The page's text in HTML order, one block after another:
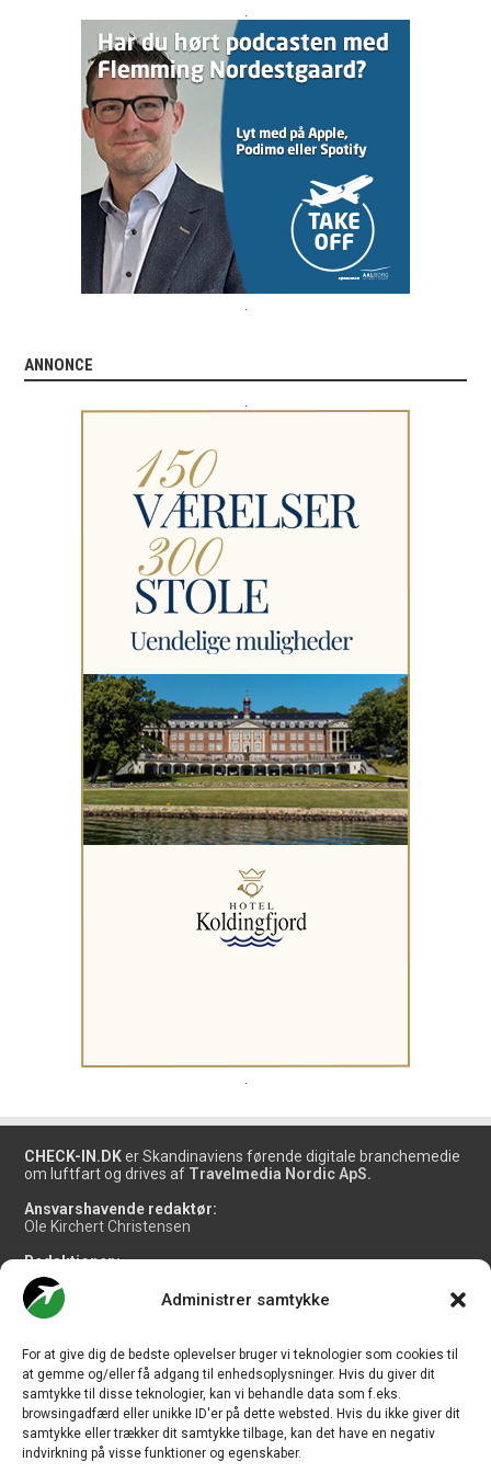
Administrer samtykke
For at give dig de bedste oplevelser bruger vi teknologier som cookies til
at gemme og/eller få adgang til enhedsoplysninger. Hvis du giver dit
samtykke til disse teknologier, kan vi behandle data som f.eks.
browsingadfærd eller unikke ID'er på dette websted. Hvis du ikke giver dit
samtykke eller trækker dit samtykke tilbage, kan det have en negativ
indvirkning på visse funktioner og egenskaber.
ANNONCE
CHECK-IN.DK er Skandinaviens førende digitale branchemedie
om luftfart og drives af Travelmedia Nordic ApS.
Ansvarshavende redaktør:
Ole Kirchert Christensen
Redaktionen:
Christian Granhøj Skouboe
Henrik Baumgarten
Danny Longhi Andreasen
Salg og jobannoncer:
salg@travelmedianordic.com
Vi tager ansvar for indholdet og er tilmeldt